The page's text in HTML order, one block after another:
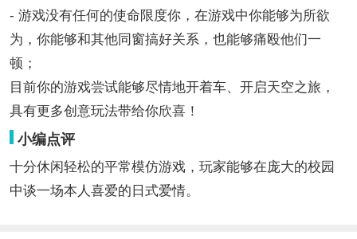
- 游戏没有任何的使命限度你，在游戏中你能够为所欲
为，你能够和其他同窗搞好关系，也能够痛殴他们一
顿；
目前你的游戏尝试能够尽情地开着车、开启天空之旅，
具有更多创意玩法带给你欣喜！
小编点评
十分休闲轻松的平常模仿游戏，玩家能够在庞大的校园
中谈一场本人喜爱的日式爱情。